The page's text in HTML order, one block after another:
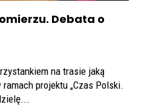
Debata o
na trasie jaką
projektu „Czas Polski.